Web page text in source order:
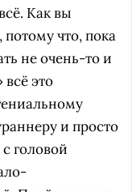
Как вы
что, пока
не очень-то и
это
и просто
головой